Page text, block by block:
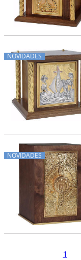
NOVIDADES
NOVIDADES
1